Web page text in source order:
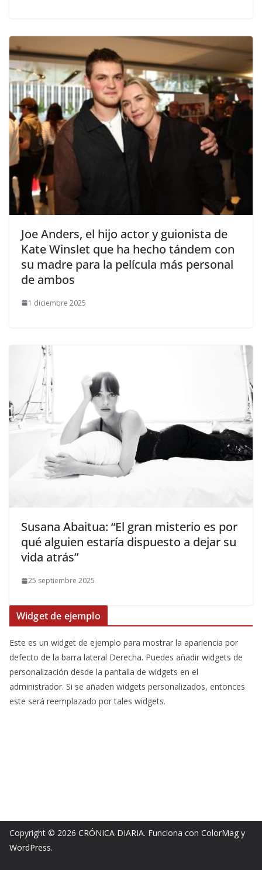
​Joe Anders, el hijo actor y guionista de
Kate Winslet que ha hecho tándem con
su madre para la película más personal
de ambos
1 diciembre 2025
​Susana Abaitua: “El gran misterio es por
qué alguien estaría dispuesto a dejar su
vida atrás”
25 septiembre 2025
Widget de ejemplo
Este es un widget de ejemplo para mostrar la apariencia por
defecto de la barra lateral Derecha. Puedes añadir widgets de
personalización desde la pantalla de widgets en el
administrador. Si se añaden widgets personalizados, entonces
este será reemplazado por tales widgets.
Copyright © 2026 CRÓNICA DIARIA. Funciona con ColorMag y
WordPress.